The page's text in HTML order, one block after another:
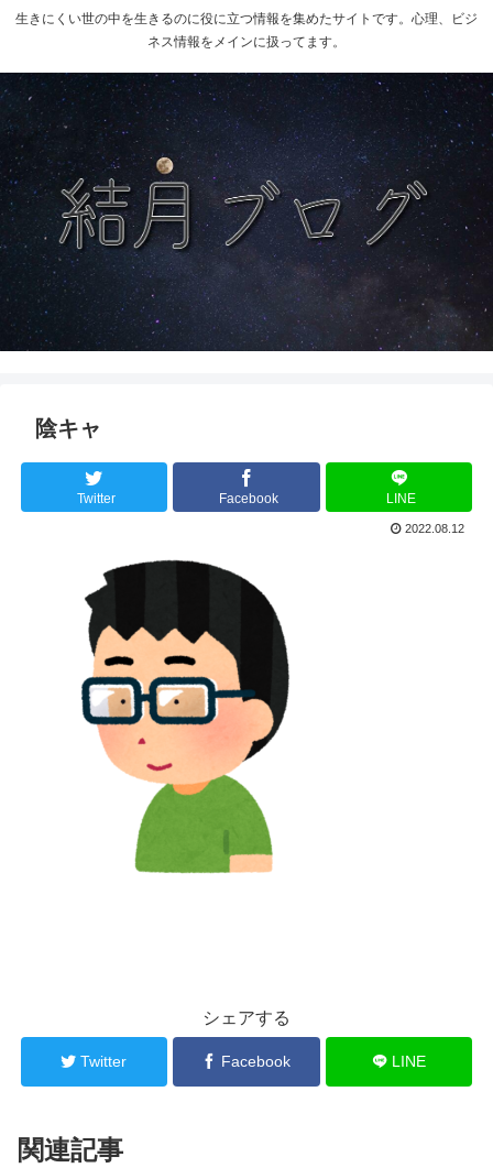
生きにくい世の中を生きるのに役に立つ情報を集めたサイトです。心理、ビジ
ネス情報をメインに扱ってます。
陰キャ
Twitter Facebook LINE
2022.08.12
シェアする
Twitter Facebook LINE
関連記事